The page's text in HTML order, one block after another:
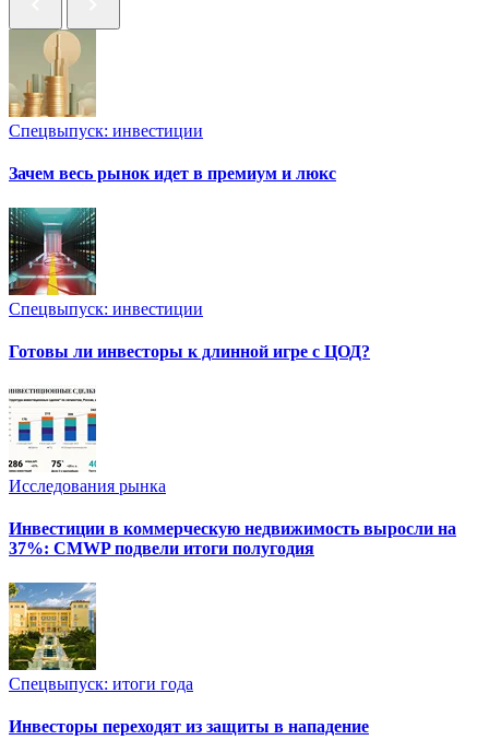
Спецвыпуск: инвестиции
Зачем весь рынок идет в премиум и люкс
Спецвыпуск: инвестиции
Готовы ли инвесторы к длинной игре с ЦОД?
Исследования рынка
Инвестиции в коммерческую недвижимость выросли на
37%: CMWP подвели итоги полугодия
Спецвыпуск: итоги года
Инвесторы переходят из защиты в нападение